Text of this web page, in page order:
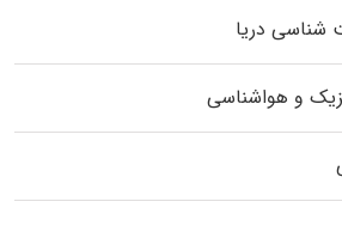
شناسی دریا
و هواشناسی